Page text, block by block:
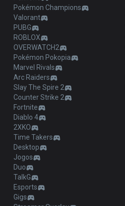
Pokémon Champions
Valorant
PUBG
ROBLOX
OVERWATCH2
Pokémon Pokopia
Marvel Rivals
Arc Raiders
Slay The Spire 2
Counter Strike 2
Fortnite
Diablo 4
2XKO
Time Takers
Desktop
Jogos
Duo
TalkG
Esports
Gigs